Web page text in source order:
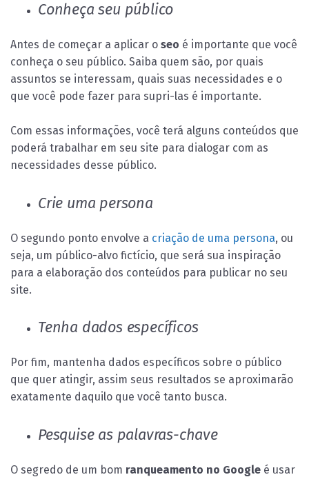
Conheça seu público
Antes de começar a aplicar o seo é importante que você
conheça o seu público. Saiba quem são, por quais
assuntos se interessam, quais suas necessidades e o
que você pode fazer para supri-las é importante.
Com essas informações, você terá alguns conteúdos que
poderá trabalhar em seu site para dialogar com as
necessidades desse público.
Crie uma persona
O segundo ponto envolve a criação de uma persona, ou
seja, um público-alvo fictício, que será sua inspiração
para a elaboração dos conteúdos para publicar no seu
site.
Tenha dados específicos
Por fim, mantenha dados específicos sobre o público
que quer atingir, assim seus resultados se aproximarão
exatamente daquilo que você tanto busca.
Pesquise as palavras-chave
O segredo de um bom ranqueamento no Google é usar